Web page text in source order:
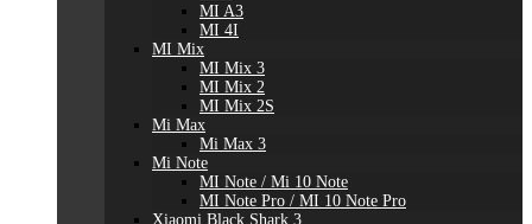
MI A3
MI 4I
MI Mix
MI Mix 3
MI Mix 2
MI Mix 2S
Mi Max
Mi Max 3
Mi Note
MI Note / Mi 10 Note
MI Note Pro / MI 10 Note Pro
Xiaomi Black Shark 3